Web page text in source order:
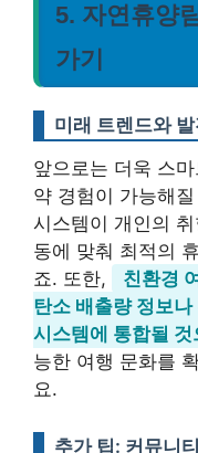
5. 자연휴양
가기
미래 트렌드와
앞으로는 더욱 스
약 경험이 가능해
시스템이 개인의
동에 맞춰 최적의
죠. 또한,
친환경
탄소 배출량 정보
시스템에 통합될
능한 여행 문화를
요.
추가 팁: 커뮤니